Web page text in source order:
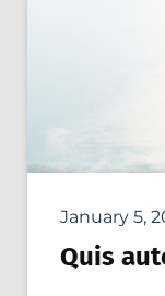
January 5,
Quis